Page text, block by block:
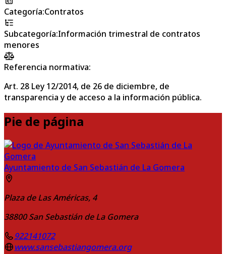
Categoría:Contratos
Subcategoría:Información trimestral de contratos
menores
Referencia normativa:
Art. 28 Ley 12/2014, de 26 de diciembre, de
transparencia y de acceso a la información pública.
Pie de página
Ayuntamiento de San Sebastián de La Gomera
Plaza de Las Américas, 4
38800 San Sebastián de La Gomera
922141072
www.sansebastiangomera.org